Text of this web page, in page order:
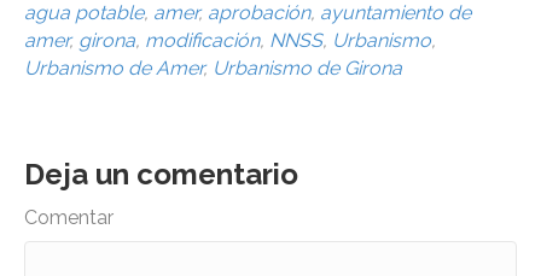
agua potable, amer, aprobación, ayuntamiento de
amer, girona, modificación, NNSS, Urbanismo,
Urbanismo de Amer, Urbanismo de Girona
Deja un comentario
Comentar